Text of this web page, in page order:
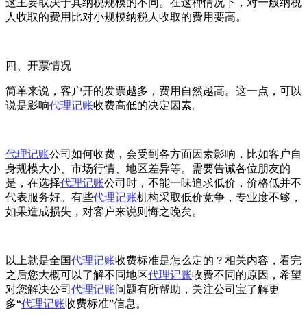
人收取的费用比对小规模纳税人收取的费用要高。
四、开票情况
简单来说，客户开的发票越多，费用自然越高。这一点，可以
说是影响代理记账收费高低的决定因素。
代理记账公司如何收费，会受到各方面因素影响，比如客户自
身规模大小、市场行情、地区差异等。需要告诫各位朋友的
是，在选择代理记账公司时，不能一味追求低价，价格低并不
代表服务好。有些代理记账机构采取低价竞争，专业度不够，
如果造成损失，对客户来说则悔之晚矣。
以上就是全国代理记账收费标准是怎么定的？相关内容，看完
之后您大概可以了解不同地区代理记账收费不同的原因，希望
对您解决公司 代理记账问题有所帮助，关注公司宝了解更
多“代理记账收费标准”信息。